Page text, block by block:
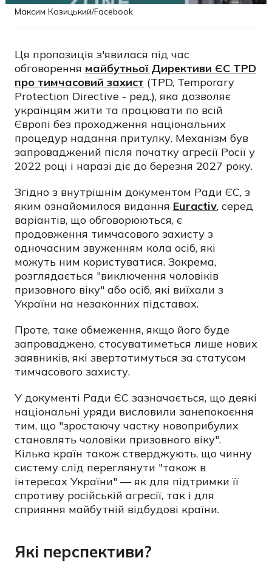
Максим Козицький/Facebook
Ця пропозиція з'явилася під час
обговорення майбутньої Директиви ЄС TPD
про тимчасовий захист (TPD, Temporary
Protection Directive - ред.), яка дозволяє
українцям жити та працювати по всій
Європі без проходження національних
процедур надання притулку. Механізм був
запроваджений після початку агресії Росії у
2022 році і наразі діє до березня 2027 року.
Згідно з внутрішнім документом Ради ЄС, з
яким ознайомилося видання Euractiv, серед
варіантів, що обговорюються, є
продовження тимчасового захисту з
одночасним звуженням кола осіб, які
можуть ним користуватися. Зокрема,
розглядається "виключення чоловіків
призовного віку" або осіб, які виїхали з
України на незаконних підставах.
Проте, таке обмеження, якщо його буде
запроваджено, стосуватиметься лише нових
заявників, які звертатимуться за статусом
тимчасового захисту.
У документі Ради ЄС зазначається, що деякі
національні уряди висловили занепокоєння
тим, що "зростаючу частку новоприбулих
становлять чоловіки призовного віку".
Кілька країн також стверджують, що чинну
систему слід переглянути "також в
інтересах України" — як для підтримки її
спротиву російській агресії, так і для
сприяння майбутній відбудові країни.
Які перспективи?